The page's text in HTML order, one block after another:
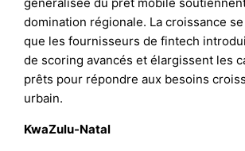
domination régionale. La croissance
que les fournisseurs de fintech
de scoring avancés et élargissent les
prêts pour répondre aux besoins
urbain.
KwaZulu-Natal